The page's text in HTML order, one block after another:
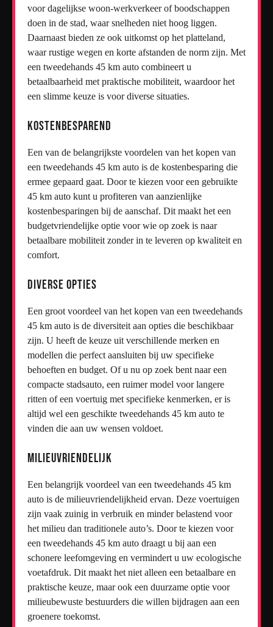
voor dagelijkse woon-werkverkeer of boodschappen
doen in de stad, waar snelheden niet hoog liggen.
Daarnaast bieden ze ook uitkomst op het platteland,
waar rustige wegen en korte afstanden de norm zijn. Met
een tweedehands 45 km auto combineert u
betaalbaarheid met praktische mobiliteit, waardoor het
een slimme keuze is voor diverse situaties.
Kostenbesparend
Een van de belangrijkste voordelen van het kopen van
een tweedehands 45 km auto is de kostenbesparing die
ermee gepaard gaat. Door te kiezen voor een gebruikte
45 km auto kunt u profiteren van aanzienlijke
kostenbesparingen bij de aanschaf. Dit maakt het een
budgetvriendelijke optie voor wie op zoek is naar
betaalbare mobiliteit zonder in te leveren op kwaliteit en
comfort.
Diverse opties
Een groot voordeel van het kopen van een tweedehands
45 km auto is de diversiteit aan opties die beschikbaar
zijn. U heeft de keuze uit verschillende merken en
modellen die perfect aansluiten bij uw specifieke
behoeften en budget. Of u nu op zoek bent naar een
compacte stadsauto, een ruimer model voor langere
ritten of een voertuig met specifieke kenmerken, er is
altijd wel een geschikte tweedehands 45 km auto te
vinden die aan uw wensen voldoet.
Milieuvriendelijk
Een belangrijk voordeel van een tweedehands 45 km
auto is de milieuvriendelijkheid ervan. Deze voertuigen
zijn vaak zuinig in verbruik en minder belastend voor
het milieu dan traditionele auto’s. Door te kiezen voor
een tweedehands 45 km auto draagt u bij aan een
schonere leefomgeving en vermindert u uw ecologische
voetafdruk. Dit maakt het niet alleen een betaalbare en
praktische keuze, maar ook een duurzame optie voor
milieubewuste bestuurders die willen bijdragen aan een
groenere toekomst.